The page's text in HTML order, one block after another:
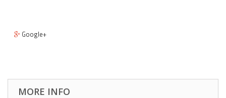
Google+
MORE INFO